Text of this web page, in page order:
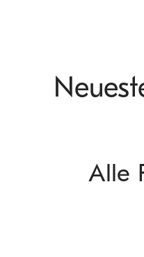
Alle